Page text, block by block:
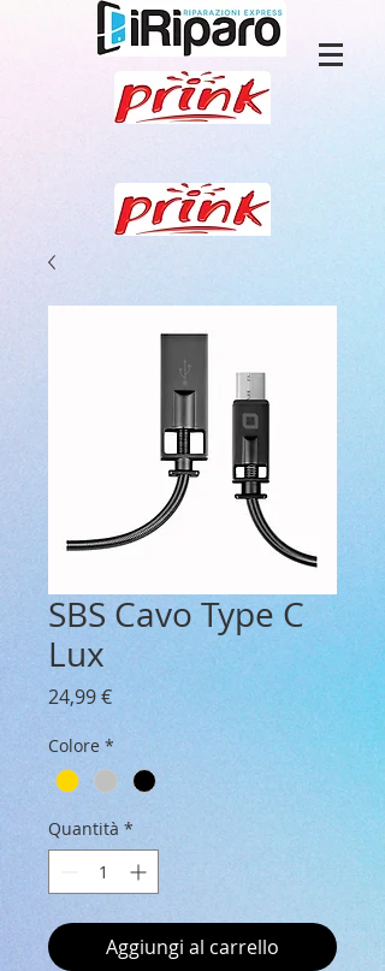
SBS Cavo Type C
Lux
24,99 €Prezzo
Colore *
Quantità *
Aggiungi al carrello